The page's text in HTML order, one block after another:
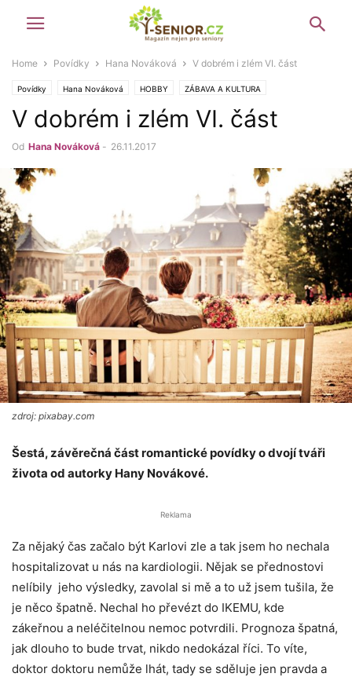
Home Povídky Hana Nováková V dobrém i zlém VI. část
Povídky Hana Nováková HOBBY ZÁBAVA A KULTURA
V dobrém i zlém
V dobrém i zlém VI. část
Od Hana Nováková - 26.11.2017
zdroj: pixabay.com
Šestá, závěrečná část romantické povídky o dvojí tváři
života od autorky Hany Novákové.
Reklama
Za nějaký čas začalo být Karlovi zle a tak jsem ho nechala
hospitalizovat u nás na kardiologii. Nějak se přednostovi
nelíbily jeho výsledky, zavolal si mě a to už jsem tušila, že
je něco špatně. Nechal ho převézt do IKEMU, kde
zákeřnou a neléčitelnou nemoc potvrdili. Prognoza špatná,
jak dlouho to bude trvat, nikdo nedokázal říci. To víte,
doktor doktoru nemůže lhát, tady se sděluje jen pravda a